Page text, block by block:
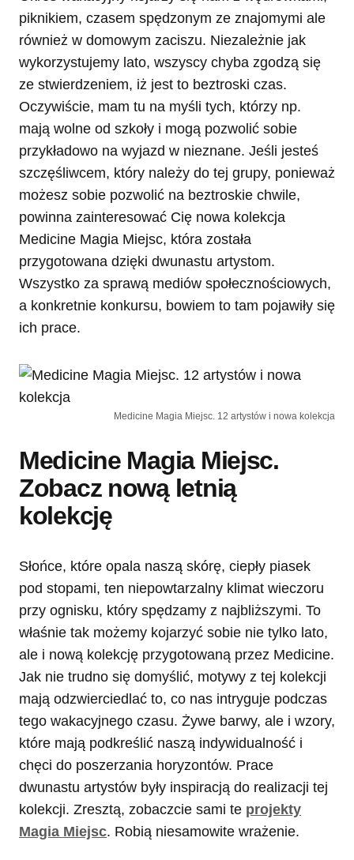
piknikiem, czasem spędzonym ze znajomymi ale
również w domowym zaciszu. Niezależnie jak
wykorzystujemy lato, wszyscy chyba zgodzą się
ze stwierdzeniem, iż jest to beztroski czas.
Oczywiście, mam tu na myśli tych, którzy np.
mają wolne od szkoły i mogą pozwolić sobie
przykładowo na wyjazd w nieznane. Jeśli jesteś
szczęśliwcem, który należy do tej grupy, ponieważ
możesz sobie pozwolić na beztroskie chwile,
powinna zainteresować Cię nowa kolekcja
Medicine Magia Miejsc, która została
przygotowana dzięki dwunastu artystom.
Wszystko za sprawą mediów społecznościowych,
a konkretnie konkursu, bowiem to tam pojawiły się
ich prace.
Medicine Magia Miejsc. 12 artystów i nowa kolekcja
Medicine Magia Miejsc.
Zobacz nową letnią
kolekcję
Słońce, które opala naszą skórę, ciepły piasek
pod stopami, ten niepowtarzalny klimat wieczoru
przy ognisku, który spędzamy z najbliższymi. To
właśnie tak możemy kojarzyć sobie nie tylko lato,
ale i nową kolekcję przygotowaną przez Medicine.
Jak nie trudno się domyślić, motywy z tej kolekcji
mają odzwierciedlać to, co nas intryguje podczas
tego wakacyjnego czasu. Żywe barwy, ale i wzory,
które mają podkreślić naszą indywidualność i
chęci do poszerzania horyzontów. Prace
dwunastu artystów były inspiracją do realizacji tej
kolekcji. Zresztą, zobaczcie sami te projekty
Magia Miejsc. Robią niesamowite wrażenie.